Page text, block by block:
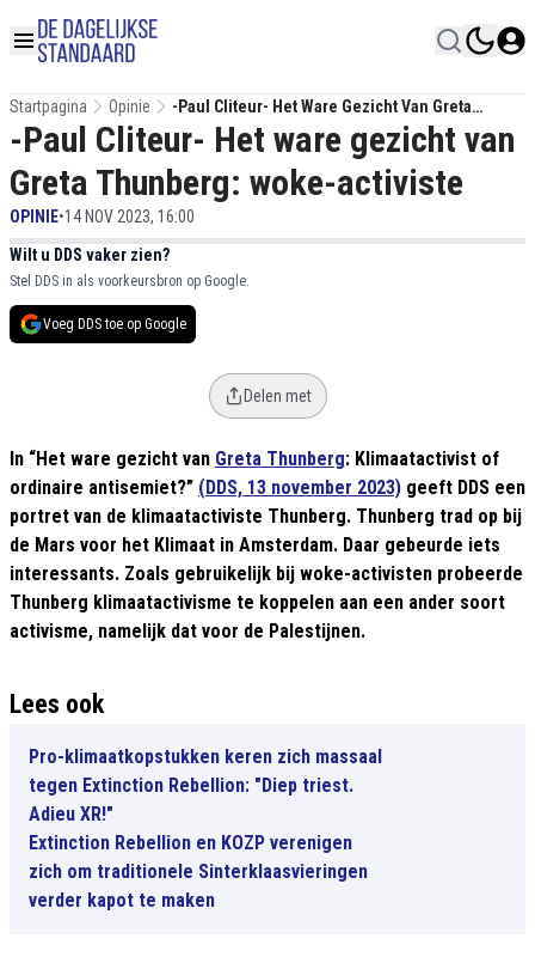
Startpagina Opinie
-Paul Cliteur- Het Ware Gezicht Van Greta
Thunberg: Woke-Activiste
-Paul Cliteur- Het ware gezicht van
Greta Thunberg: woke-activiste
OPINIE•14 NOV 2023, 16:00
Wilt u DDS vaker zien?
Stel DDS in als voorkeursbron op Google.
Voeg DDS toe op Google
Delen met
In “Het ware gezicht van Greta Thunberg: Klimaatactivist of
ordinaire antisemiet?” (DDS, 13 november 2023) geeft DDS een
portret van de klimaatactiviste Thunberg. Thunberg trad op bij
de Mars voor het Klimaat in Amsterdam. Daar gebeurde iets
interessants. Zoals gebruikelijk bij woke-activisten probeerde
Thunberg klimaatactivisme te koppelen aan een ander soort
activisme, namelijk dat voor de Palestijnen.
Lees ook
Pro-klimaatkopstukken keren zich massaal
tegen Extinction Rebellion: "Diep triest.
Adieu XR!"
Extinction Rebellion en KOZP verenigen
zich om traditionele Sinterklaasvieringen
verder kapot te maken